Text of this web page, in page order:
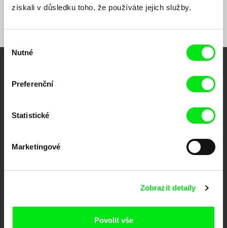
získali v důsledku toho, že používáte jejich služby.
souhlasu
Nutné
Preferenční
Statistické
Marketingové
Zobrazit detaily
Povolit vše
festivalů dokumentárního filmu sdružených do Doc Alliance. Naším cílem je
podporovat kvalitní autorské filmy.